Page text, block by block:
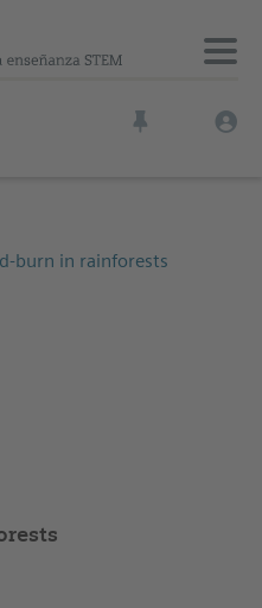
burn in rainforests